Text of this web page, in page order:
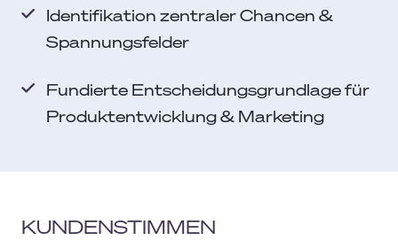
Identifikation zentraler Chancen &
Spannungsfelder
Fundierte Entscheidungsgrundlage für
Produktentwicklung & Marketing
KUNDENSTIMMEN